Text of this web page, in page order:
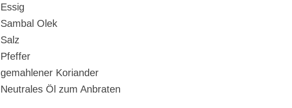
Essig
Sambal Olek
Salz
Pfeffer
gemahlener Koriander
Neutrales Öl zum Anbraten